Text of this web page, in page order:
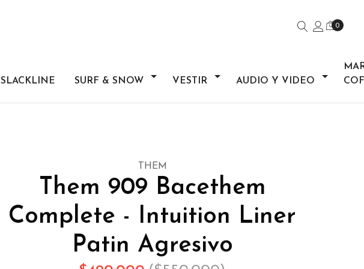
0
SLACKLINE SURF & SNOW VESTIR AUDIO Y VIDEO
THEM
Them 909 Bacethem
Complete - Intuition Liner
Patin Agresivo